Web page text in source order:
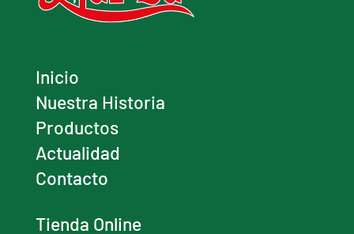
Inicio
Nuestra Historia
Productos
Actualidad
Contacto
Tienda Online